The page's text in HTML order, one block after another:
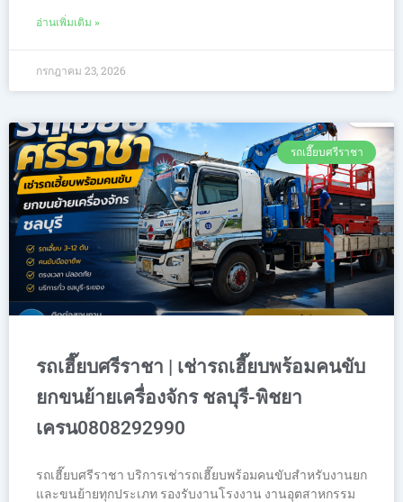
อ่านเพิ่มเติม »
กรกฎาคม 23, 2026
รถเฮี๊ยบศรีราชา
รถเฮี๊ยบศรีราชา | เช่ารถเฮี๊ยบพร้อมคนขับ
ยกขนย้ายเครื่องจักร ชลบุรี-พิชยา
เครน0808292990
รถเฮี๊ยบศรีราชา บริการเช่ารถเฮี๊ยบพร้อมคนขับสำหรับงานยก
และขนย้ายทุกประเภท รองรับงานโรงงาน งานอุตสาหกรรม